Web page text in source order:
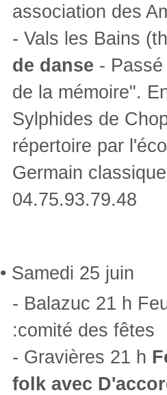
association des
- Vals les Bains
de danse -
de la mémoire".
Sylphides de
répertoire par
Germain
04.75.93.79.48
• Samedi 25 juin
- Balazuc 21 h
:comité des fêtes
- Gravières 21 h
folk avec